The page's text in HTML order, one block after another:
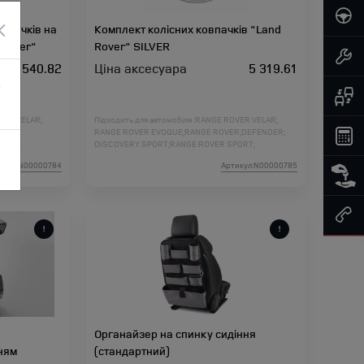
на
Rover"
2 540.82
VELAR;
Комплект колісних ковпачків "Land
Rover" SILVER
Ціна аксесуара 5 319.61
Підходить для автомобіля : RANGE ROVER VELAR;
RANGE ROVER EVOQUE; RANGE ROVER; DEFENDER;
DISCOVERY SPORT; RANGE ROVER SPORT;
RANGE ROVER SPORT L461;
Артикул:N00000785
Органайзер на спинку сидіння
(стандартний)